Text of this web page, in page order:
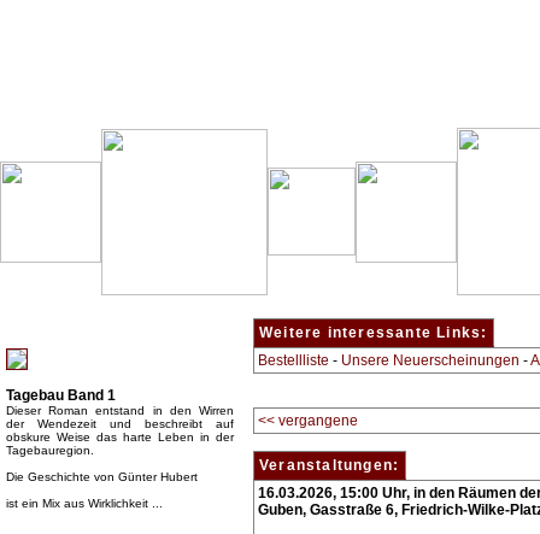
Tagebau Band 1
Dieser Roman entstand in den Wirren
der Wendezeit und beschreibt auf
obskure Weise das harte Leben in der
Tagebauregion.
Die Geschichte von Günter Hubert
ist ein Mix aus Wirklichkeit ...
Weitere interessante Links:
Bestellliste - Unsere Neuerscheinungen -
<< vergangene
Veranstaltungen:
16.03.2026, 15:00 Uhr, in den Räumen
Guben, Gasstraße 6, Friedrich-Wilke-